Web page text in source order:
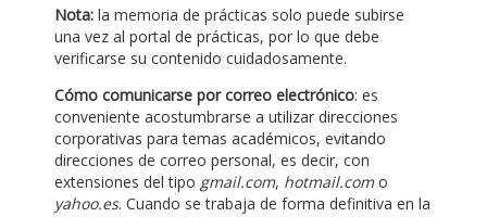
Nota: la memoria de prácticas solo puede subirse
una vez al portal de prácticas, por lo que debe
verificarse su contenido cuidadosamente.
Cómo comunicarse por correo electrónico: es
conveniente acostumbrarse a utilizar direcciones
corporativas para temas académicos, evitando
direcciones de correo personal, es decir, con
extensiones del tipo gmail.com, hotmail.como
yahoo.es. Cuando se trabaja de forma definitiva en la